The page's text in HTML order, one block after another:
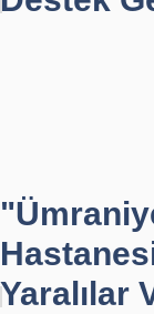
Yaralılar